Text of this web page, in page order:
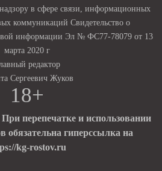
в сфере связи, информационных
коммуникаций Свидетельство о
информации Эл № ФС77-78079 от 13
марта 2020 г
редактор
Сергеевич Жуков
18+
перепечатке и использовании
обязательна гиперссылка на
kg-rostov.ru